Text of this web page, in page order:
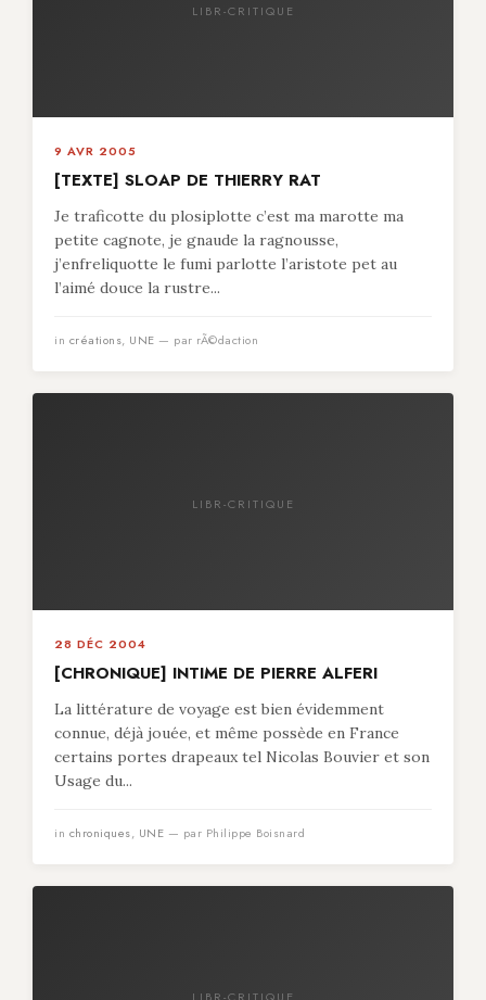
LIBR-CRITIQUE
9 AVR 2005
[TEXTE] SLOAP DE THIERRY RAT
Je traficotte du plosiplotte c’est ma marotte ma
petite cagnote, je gnaude la ragnousse,
j’enfreliquotte le fumi parlotte l’aristote pet au
l’aimé douce la rustre...
in créations, UNE — par rÃ©daction
LIBR-CRITIQUE
28 DÉC 2004
[CHRONIQUE] INTIME DE PIERRE ALFERI
La littérature de voyage est bien évidemment
connue, déjà jouée, et même possède en France
certains portes drapeaux tel Nicolas Bouvier et son
Usage du...
in chroniques, UNE — par Philippe Boisnard
LIBR-CRITIQUE